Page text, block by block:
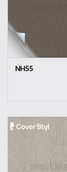
NH55